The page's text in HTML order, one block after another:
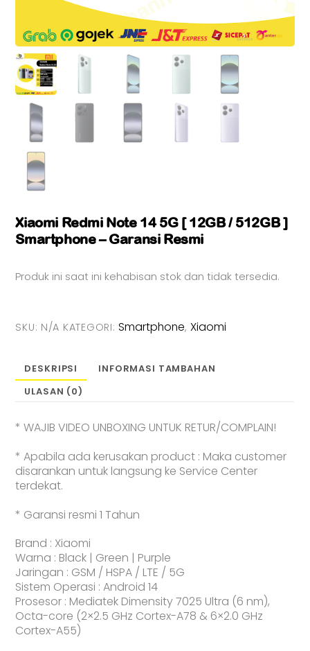
Xiaomi Redmi Note 14 5G [ 12GB / 512GB ]
Smartphone – Garansi Resmi
Produk ini saat ini kehabisan stok dan tidak tersedia.
SKU: N/A KATEGORI:Smartphone, Xiaomi
DESKRIPSI
INFORMASI TAMBAHAN
ULASAN (0)
* WAJIB VIDEO UNBOXING UNTUK RETUR/COMPLAIN!
* Apabila ada kerusakan product : Maka customer
disarankan untuk langsung ke Service Center
terdekat.
* Garansi resmi 1 Tahun
Brand : Xiaomi
Warna : Black | Green | Purple
Jaringan : GSM / HSPA / LTE / 5G
Sistem Operasi : Android 14
Prosesor : Mediatek Dimensity 7025 Ultra (6 nm),
Octa-core (2×2.5 GHz Cortex-A78 & 6×2.0 GHz
Cortex-A55)